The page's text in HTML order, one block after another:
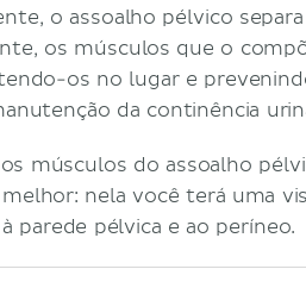
o assoalho pélvico
os músculos que o
os no lugar e
da continência
músculos do assoalho
nela você terá uma
parede pélvica e ao períneo.